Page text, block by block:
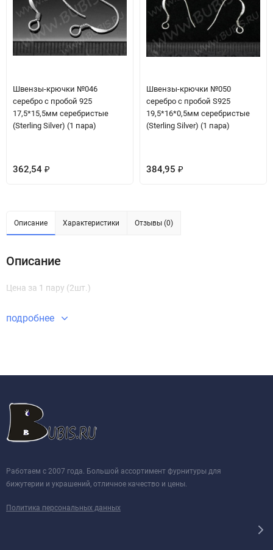
Швензы-крючки №046
серебро с пробой 925
17,5*15,5мм серебристые
(Sterling Silver) (1 пара)
362,54 ₽
Швензы-крючки №050
серебро с пробой S925
19,5*16*0,5мм серебристые
(Sterling Silver) (1 пара)
384,95 ₽
Описание Характеристики Отзывы (0)
Описание
Цена за 1 пару (2шт.)
подробнее
Работаем с 2007 года. Большой ассортимент фурнитуры для
бижутерии и украшений, отличное качество и цены.
Политика персональных данных